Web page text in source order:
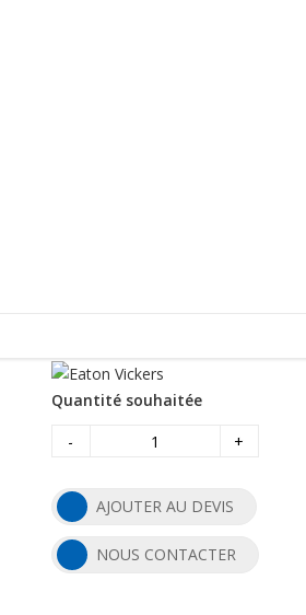
Quantité souhaitée
-
+
AJOUTER AU DEVIS
NOUS CONTACTER